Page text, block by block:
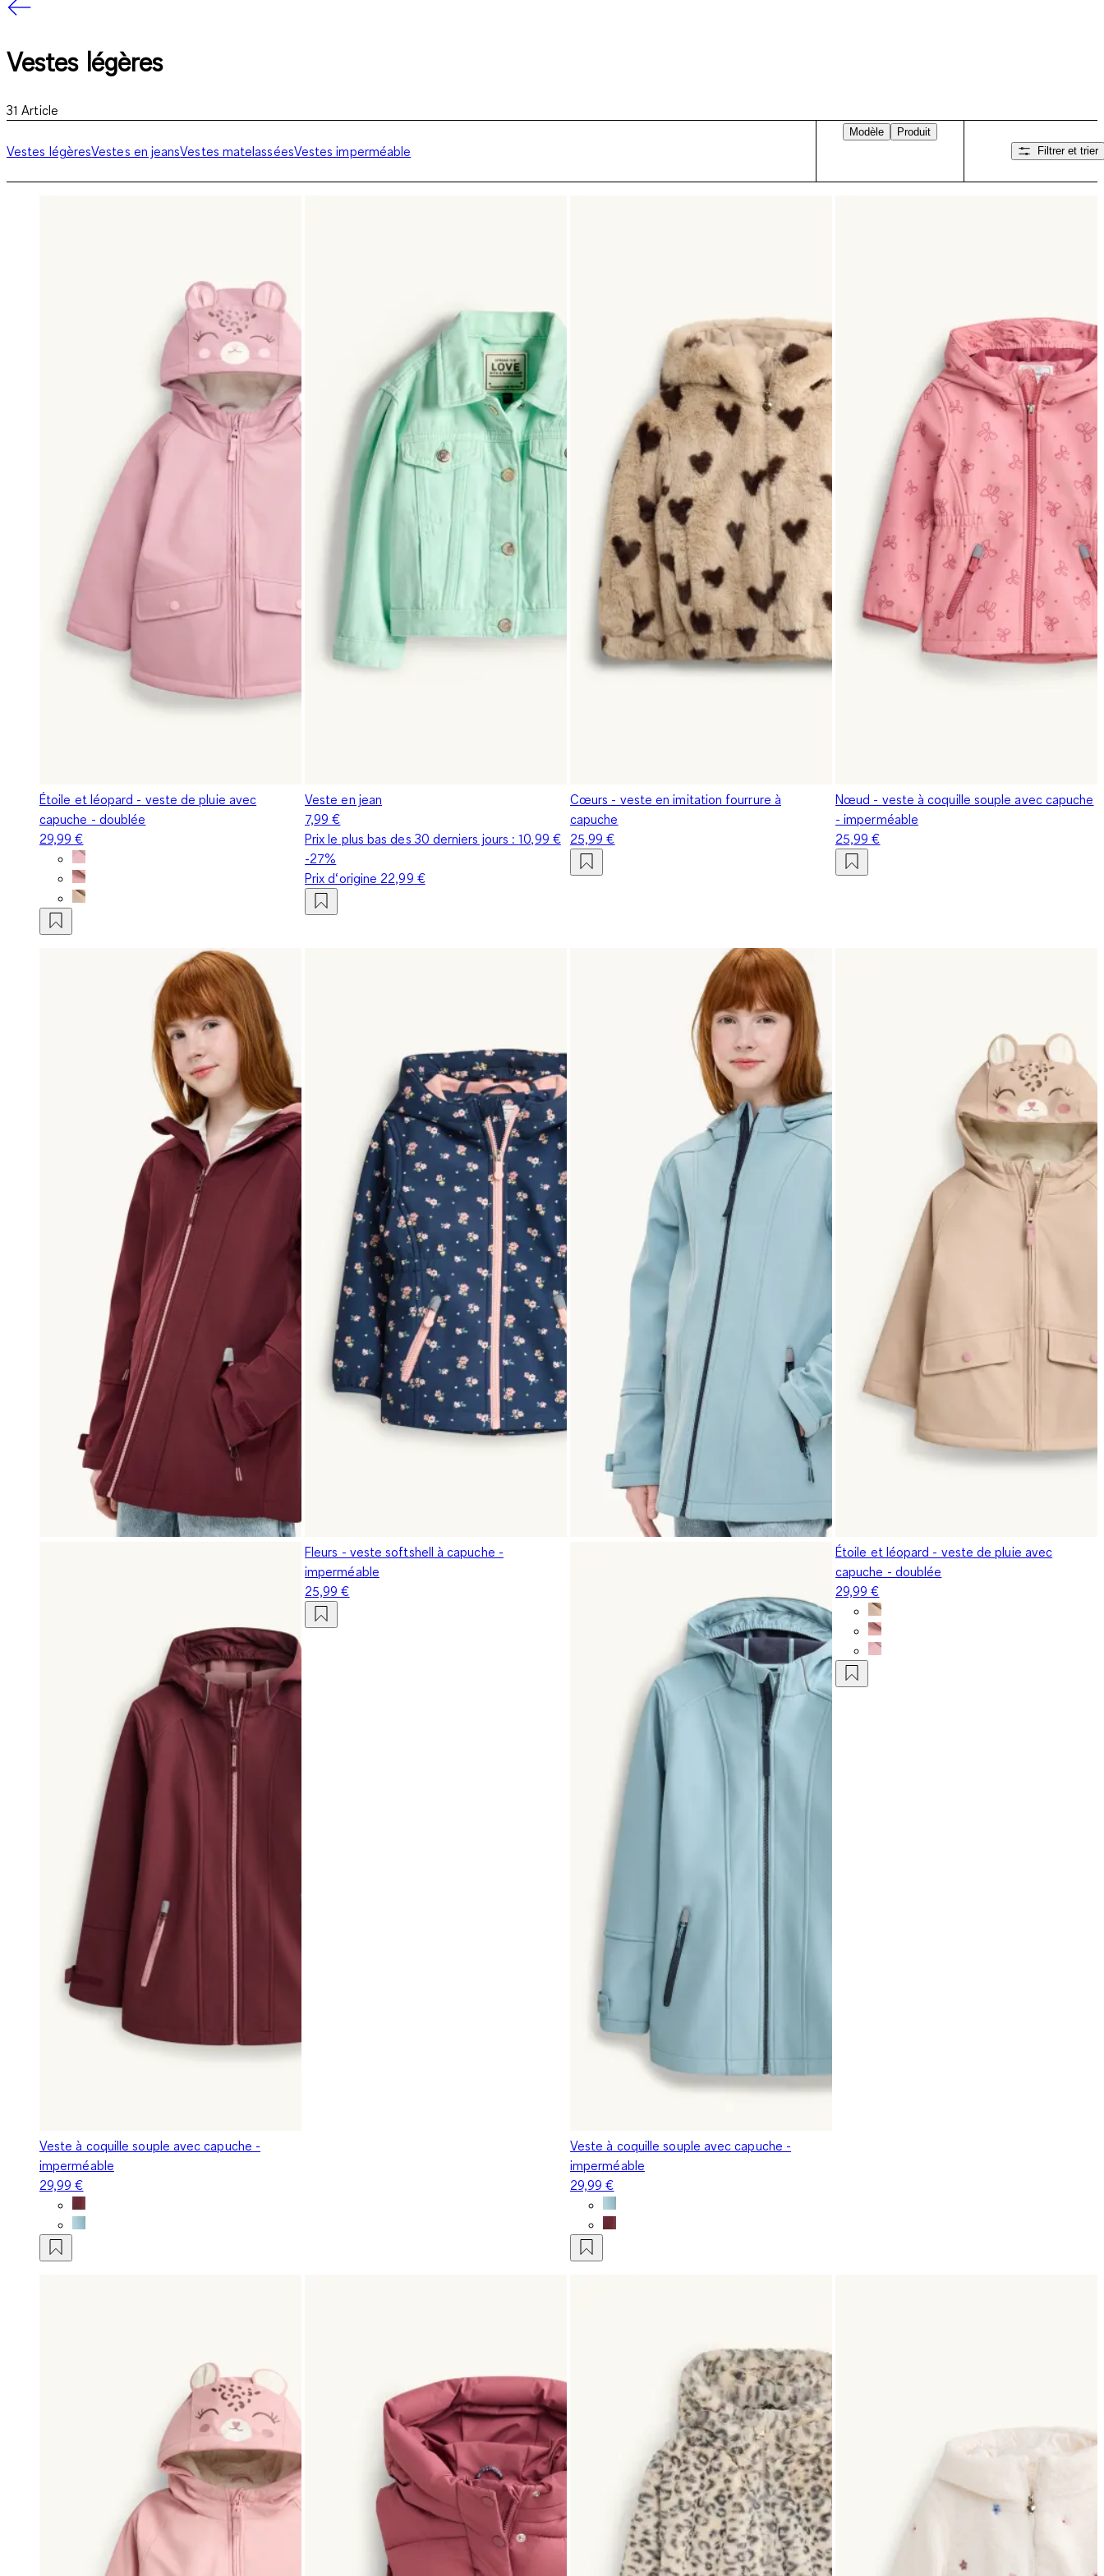
Vestes légères
31 Article
Vestes légèresVestes en jeansVestes matelasséesVestes imperméable
Modèle
Produit
Filtrer et trier
Étoile et léopard - veste de pluie avec
capuche - doublée
29,99 €
Veste en jean
7,99 €
Prix le plus bas des 30 derniers jours :10,99 €
-27%
Prix d‘origine 22,99 €
Cœurs - veste en imitation fourrure à
capuche
25,99 €
Nœud - veste à coquille souple avec capuche
- imperméable
25,99 €
Veste à coquille souple avec capuche -
imperméable
29,99 €
Fleurs - veste softshell à capuche -
imperméable
25,99 €
Veste à coquille souple avec capuche -
imperméable
29,99 €
Étoile et léopard - veste de pluie avec
capuche - doublée
29,99 €